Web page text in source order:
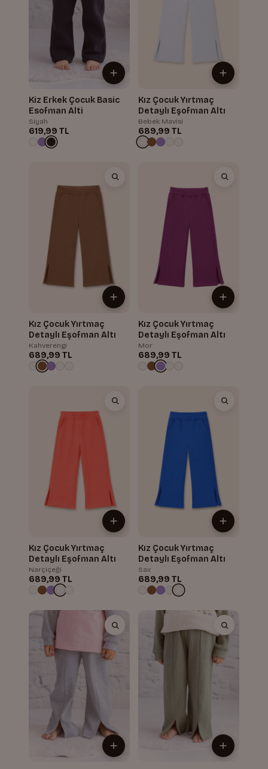
Kiz Erkek Çocuk Basic
Esofman Alti
Siyah
619,99 TL
Kız Çocuk Yırtmaç
Detaylı Eşofman Altı
Bebek Mavisi
689,99 TL
Kız Çocuk Yırtmaç
Detaylı Eşofman Altı
Kahverengi
689,99 TL
Kız Çocuk Yırtmaç
Detaylı Eşofman Altı
Mor
689,99 TL
Kız Çocuk Yırtmaç
Detaylı Eşofman Altı
Narçiçeği
689,99 TL
Kız Çocuk Yırtmaç
Detaylı Eşofman Altı
Sax
689,99 TL